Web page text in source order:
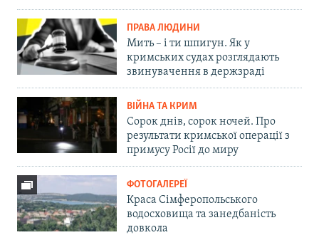
ПРАВА ЛЮДИНИ
Мить – і ти шпигун. Як у
кримських судах розглядають
звинувачення в держзраді
ВІЙНА ТА КРИМ
Сорок днів, сорок ночей. Про
результати кримської операції з
примусу Росії до миру
ФОТОГАЛЕРЕЇ
Краса Сімферопольського
водосховища та занедбаність
довкола